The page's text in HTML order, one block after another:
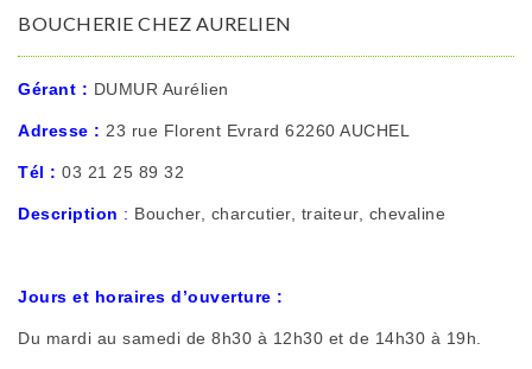
BOUCHERIE CHEZ AURELIEN
Gérant : DUMUR Aurélien
Adresse : 23 rue Florent Evrard 62260 AUCHEL
Tél : 03 21 25 89 32
Description : Boucher, charcutier, traiteur, chevaline
Jours et horaires d’ouverture :
Du mardi au samedi de 8h30 à 12h30 et de 14h30 à 19h.